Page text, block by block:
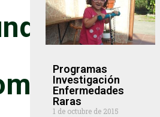
Programas
Investigación
Enfermedades
Raras
1 de octubre de 2015